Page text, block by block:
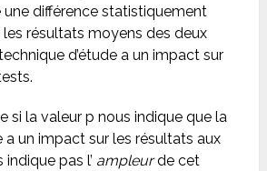
une différence statistiquement
résultats moyens des deux
d’étude a un impact sur
si la valeur p nous indique que la
a un impact sur les résultats aux
pas l’ ampleurde cet